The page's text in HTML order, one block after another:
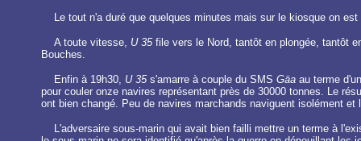
Le tout n'a duré que quelques minutes mais sur le kiosque on
A toute vitesse, U 35file vers le Nord, tantôt en plongée, tantôt
Bouches.
Enfin à 19h30, U 35s'amarre à couple du SMS Gäaau terme
pour couler onze navires représentant près de 30000 tonnes. Le
ont bien changé. Peu de navires marchands naviguent isolément
L'adversaire sous-marin qui avait bien failli mettre un terme à